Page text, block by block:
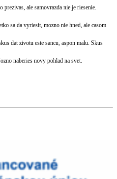
prezivas, ale samovrazda nie je riesenie.
sa da vyriesit, mozno nie hned, ale casom
dat zivotu este sancu, aspon malu. Skus
naberies novy pohlad na svet.